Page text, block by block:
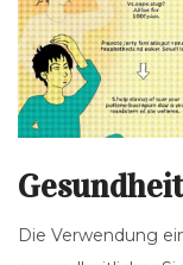
Die Verwendung